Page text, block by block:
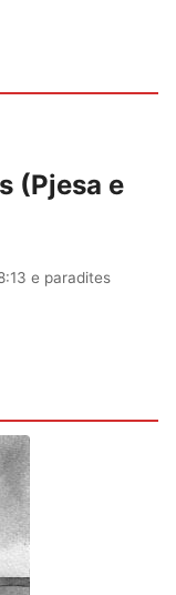
(Pjesa e
e paradites